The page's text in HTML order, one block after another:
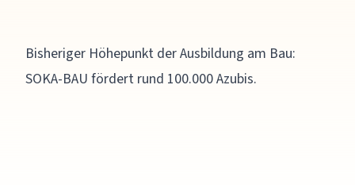
Bisheriger Höhepunkt der Ausbildung am Bau:
SOKA-BAU fördert rund 100.000 Azubis.